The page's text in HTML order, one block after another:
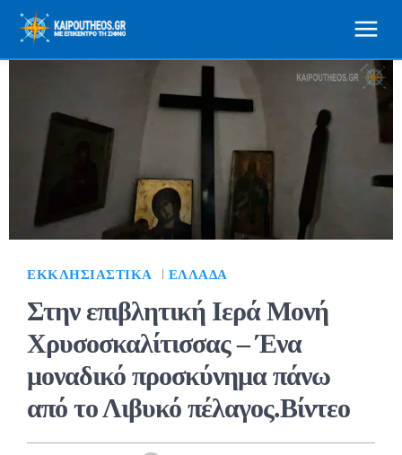
ΕΚΚΛΗΣΙΑΣΤΙΚΆ ΕΛΛΆΔΑ
Στην επιβλητική Ιερά Μονή
Χρυσοσκαλίτισσας – Ένα
μοναδικό προσκύνημα πάνω
από το Λιβυκό πέλαγος.Βίντεο